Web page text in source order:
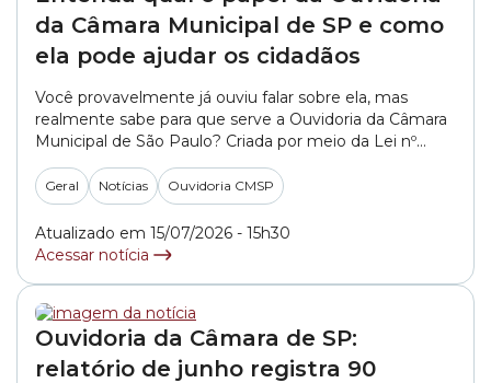
da Câmara Municipal de SP e como
ela pode ajudar os cidadãos
Você provavelmente já ouviu falar sobre ela, mas
realmente sabe para que serve a Ouvidoria da Câmara
Municipal de São Paulo? Criada por meio da Lei nº
15.507, de 15 de dezembro de 2011, a Ouvidoria é um
canal de comunicação entre o cidadão e a Câmara
Geral Notícias Ouvidoria CMSP
Atualizado em 15/07/2026 - 15h30
Acessar notícia
Ouvidoria da Câmara de SP:
relatório de junho registra 90